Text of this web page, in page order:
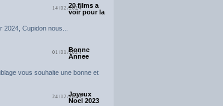
14/02/202420 films a
voir pour la
Cupidon nous...
01/01/2024
Bonne
Annee
vous souhaite une bonne et
24/12/2023
Joyeux
Noel 2023